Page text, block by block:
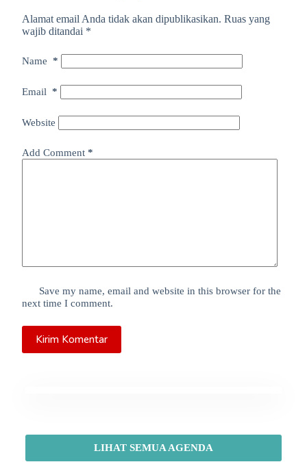
Alamat email Anda tidak akan dipublikasikan. Ruas yang
wajib ditandai *
Name *
Email *
Website
Add Comment*
Save my name, email and website in this browser for the
next time I comment.
Kirim Komentar
LIHAT SEMUA AGENDA